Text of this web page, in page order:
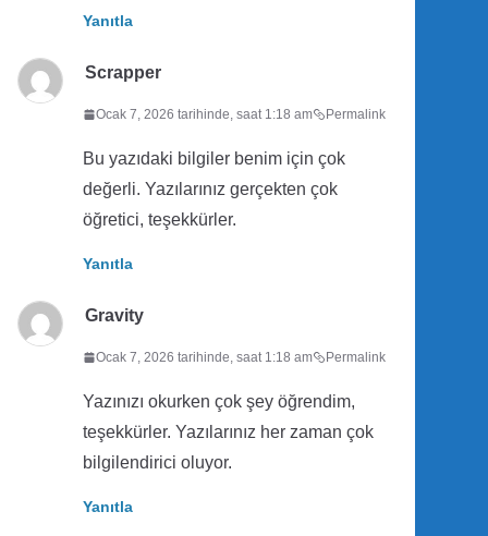
Yanıtla
Scrapper
Ocak 7, 2026 tarihinde, saat 1:18 am Permalink
Bu yazıdaki bilgiler benim için çok
değerli. Yazılarınız gerçekten çok
öğretici, teşekkürler.
Yanıtla
Gravity
Ocak 7, 2026 tarihinde, saat 1:18 am Permalink
Yazınızı okurken çok şey öğrendim,
teşekkürler. Yazılarınız her zaman çok
bilgilendirici oluyor.
Yanıtla